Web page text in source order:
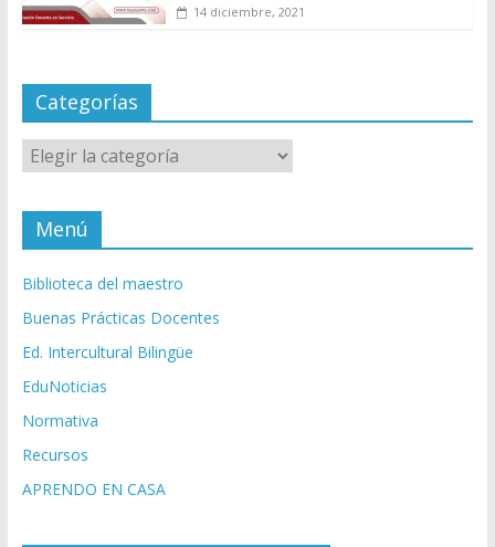
14 diciembre, 2021
Categorías
Categorías
Menú
Biblioteca del maestro
Buenas Prácticas Docentes
Ed. Intercultural Bilingüe
EduNoticias
Normativa
Recursos
APRENDO EN CASA